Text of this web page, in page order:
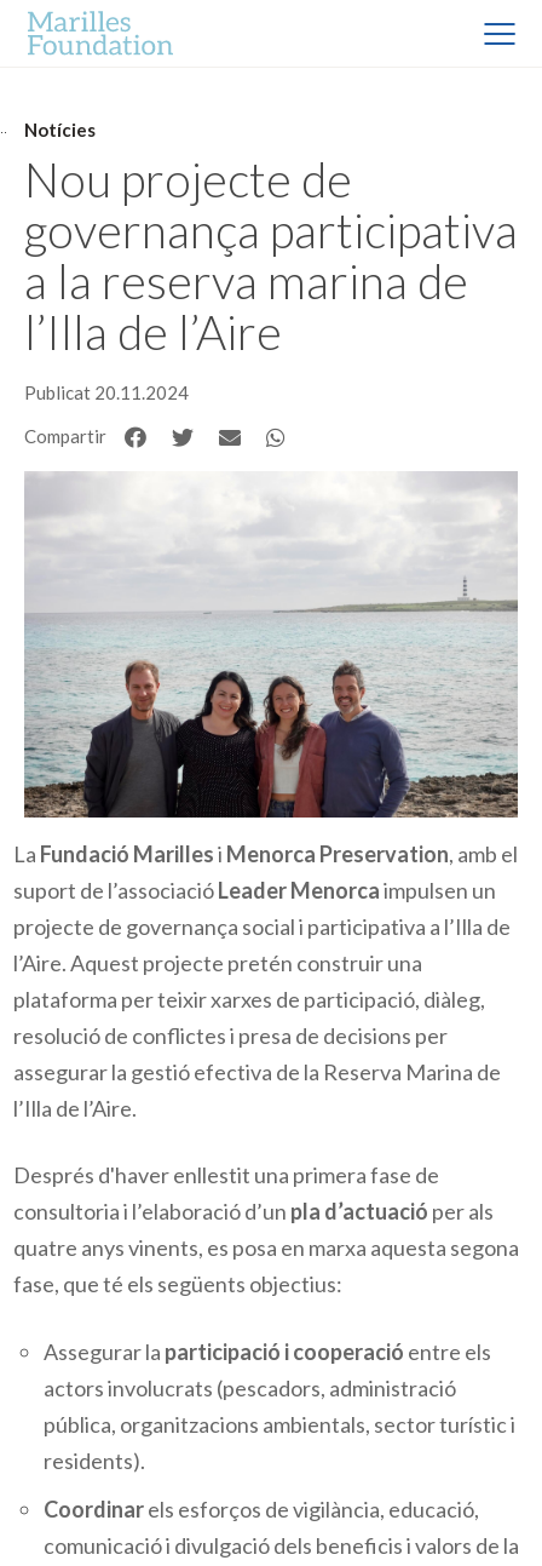
Notícies
Nou projecte de
governança participativa
a la reserva marina de
l’Illa de l’Aire
Publicat 20.11.2024
Compartir
La Fundació Marillesi Menorca Preservation, amb el
suport de l’associacióLeader Menorcaimpulsen un
projecte de governança social i participativa a l’Illa de
l’Aire. Aquest projecte pretén construir una
plataforma per teixir xarxes de participació, diàleg,
resolució de conflictes i presa de decisions per
assegurar la gestió efectiva de la Reserva Marina de
l’Illa de l’Aire.
Després d'haver enllestit una primera fase de
consultoria i l’elaboració d’un pla d’actuació per als
quatre anys vinents, es posa en marxa aquesta segona
fase, que té els següents objectius:
Assegurar la participació i cooperació entre els
actors involucrats (pescadors, administració
pública, organitzacions ambientals, sector turístic i
residents).
Coordinarels esforços de vigilància, educació,
comunicació i divulgació dels beneficis i valors de la